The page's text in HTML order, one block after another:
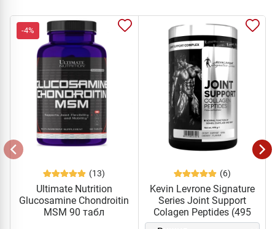
-4%
(13)
Ultimate Nutrition
Glucosamine Chondroitin
MSM 90 табл
(6)
Kevin Levrone Signature
Series Joint Support
Colagen Peptides (495
грам)